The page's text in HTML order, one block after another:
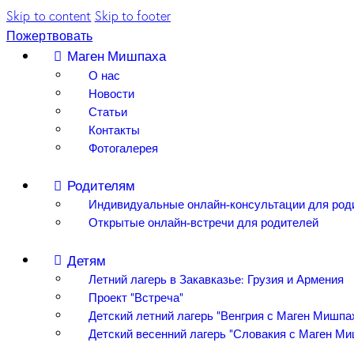
Skip to content Skip to footer
Пожертвовать
Маген Мишпаха
О нас
Новости
Статьи
Контакты
Фотогалерея
Родителям
Индивидуальные онлайн-консультации для
Открытые онлайн-встречи для родителей
Детям
Летний лагерь в Закавказье: Грузия и Армения
Проект “Встреча”
Детский летний лагерь “Венгрия с Маген
Детский весенний лагерь “Словакия с Маген